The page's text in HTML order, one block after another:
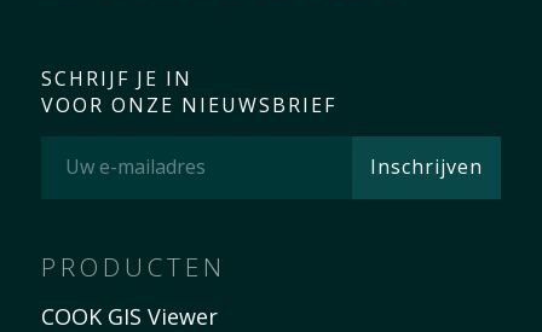
SCHRIJF JE IN
VOOR ONZE NIEUWSBRIEF
PRODUCTEN
COOK GIS Viewer